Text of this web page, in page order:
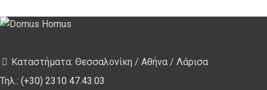
Καταστήματα: Θεσσαλονίκη / Αθήνα / Λάρισα
Τηλ.: (+30) 2310 47.43.03